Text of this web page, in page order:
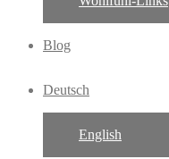
Blog
Deutsch
English